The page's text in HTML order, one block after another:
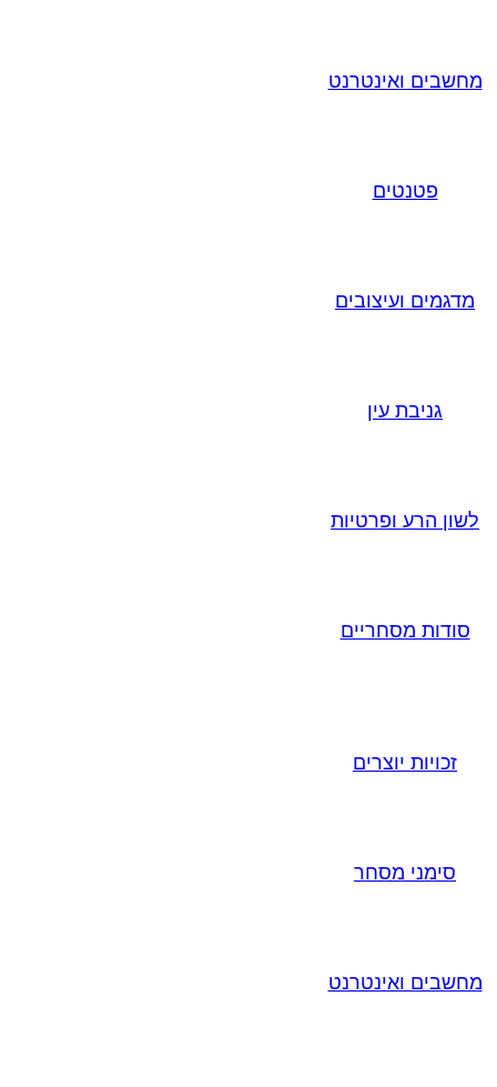
מחשבים ואינטרנט
פטנטים
מדגמים ועיצובים
גניבת עין
לשון הרע ופרטיות
סודות מסחריים
זכויות יוצרים
סימני מסחר
מחשבים ואינטרנט